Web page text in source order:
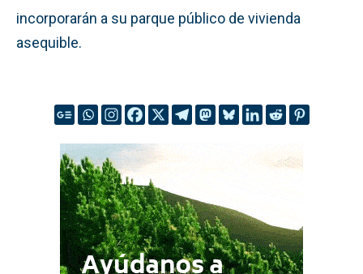
incorporarán a su parque público de vivienda
asequible.